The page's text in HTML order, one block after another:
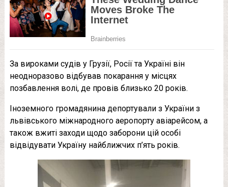
За вироками судів у Грузії, Росії та Україні він
неодноразово відбував покарання у місцях
позбавлення волі, де провів близько 20 років.
Іноземного громадянина депортували з України з
львівського міжнародного аеропорту авіарейсом, а
також вжиті заходи щодо заборони цій особі
відвідувати Україну найближчих п’ять років.